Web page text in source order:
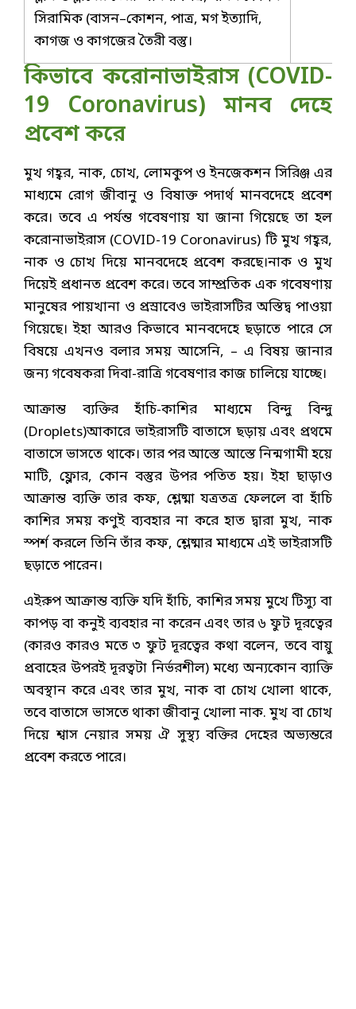
সিরামিক (বাসন–কোশন, পাত্র, মগ ইত্যাদি,
কাগজ ও কাগজের তৈরী বস্তু।
কিভাবে করোনাভাইরাস (COVID-
19 Coronavirus) মানব দেহে
প্রবেশ করে
মুখ গহ্বর, নাক, চোখ, লোমকুপ ও ইনজেকশন সিরিঞ্জ এর
মাধ্যমে রোগ জীবানু ও বিষাক্ত পদার্থ মানবদেহে প্রবেশ
করে। তবে এ পর্যন্ত গবেষণায় যা জানা গিয়েছে তা হল
করোনাভাইরাস (COVID-19 Coronavirus) টি মুখ গহ্বর,
নাক ও চোখ দিয়ে মানবদেহে প্রবেশ করছে।নাক ও মুখ
দিয়েই প্রধানত প্রবেশ করে। তবে সাম্প্রতিক এক গবেষণায়
মানুষের পায়খানা ও প্রস্রাবেও ভাইরাসটির অস্তিদ্ব পাওয়া
গিয়েছে। ইহা আরও কিভাবে মানবদেহে ছড়াতে পারে সে
বিষয়ে এখনও বলার সময় আসেনি, – এ বিষয় জানার
জন্য গবেষকরা দিবা-রাত্রি গবেষণার কাজ চালিয়ে যাচ্ছে।
আক্রান্ত ব্যক্তির হাঁচি-কাশির মাধ্যমে বিন্দু বিন্দু
(Droplets)আকারে ভাইরাসটি বাতাসে ছড়ায় এবং প্রথমে
বাতাসে ভাসতে থাকে। তার পর আস্তে আস্তে নিন্মগামী হয়ে
মাটি, ফ্লোর, কোন বস্তুর উপর পতিত হয়। ইহা ছাড়াও
আক্রান্ত ব্যক্তি তার কফ, শ্লেষ্মা যত্রতত্র ফেললে বা হাঁচি
কাশির সময় কণুই ব্যবহার না করে হাত দ্বারা মুখ, নাক
স্পর্শ করলে তিনি তাঁর কফ, শ্লেষ্মার মাধ্যমে এই ভাইরাসটি
ছড়াতে পারেন।
এইরুপ আক্রান্ত ব্যক্তি যদি হাঁচি, কাশির সময় মুখে টিস্যু বা
কাপড় বা কনুই ব্যবহার না করেন এবং তার ৬ ফুট দূরত্বের
(কারও কারও মতে ৩ ফুট দূরত্বের কথা বলেন, তবে বায়ু
প্রবাহের উপরই দূরত্বটা নির্ভরশীল) মধ্যে অন্যকোন ব্যাক্তি
অবস্থান করে এবং তার মুখ, নাক বা চোখ খোলা থাকে,
তবে বাতাসে ভাসতে থাকা জীবানু খোলা নাক. মুখ বা চোখ
দিয়ে শ্বাস নেয়ার সময় ঐ সুস্থ্য বক্তির দেহের অভ্যন্তরে
প্রবেশ করতে পারে।